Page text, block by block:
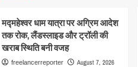
मद्महेश्वर धाम यात्रा पर अग्रिम आदेश
तक रोक, लैंडस्लाइड और ट्रॉली की
खराब स्थिति बनी वजह
freelancerreporter August 7, 2026